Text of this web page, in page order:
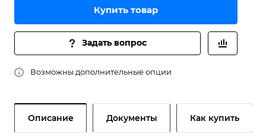
Купить товар
Задать вопрос
Возможны дополнительные опции
Описание Документы Как купить